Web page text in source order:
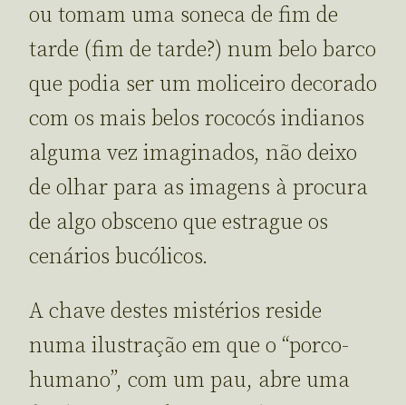
ou tomam uma soneca de fim de
tarde (fim de tarde?) num belo barco
que podia ser um moliceiro decorado
com os mais belos rococós indianos
alguma vez imaginados, não deixo
de olhar para as imagens à procura
de algo obsceno que estrague os
cenários bucólicos.
A chave destes mistérios reside
numa ilustração em que o “porco-
humano”, com um pau, abre uma